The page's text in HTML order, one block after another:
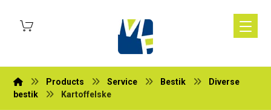
Products Service Bestik
Diverse
bestik
Kartoffelske